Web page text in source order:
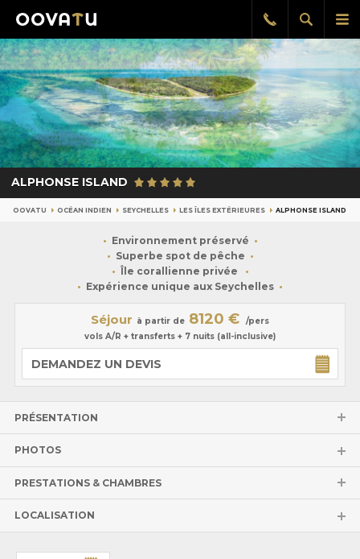
le
Afficher
la
Rappel
gratuit
ALPHONSE ISLAND
OOVATU OCÉAN INDIEN SEYCHELLES LES ÎLES EXTÉRIEURES ALPHONSE ISLAND
Environnement préservé
Superbe spot de pêche
Île corallienne privée
Expérience unique aux Seychelles
Séjour à partir de 8120 €
/pers
vols A/R + transferts + 7 nuits (all-inclusive)
DEMANDEZ UN DEVIS
PRÉSENTATION
PHOTOS
PRESTATIONS & CHAMBRES
LOCALISATION